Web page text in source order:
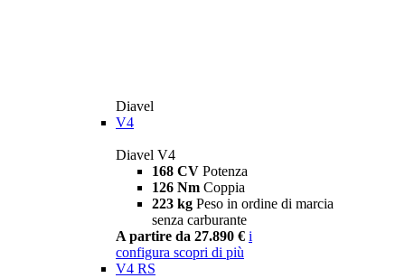
Diavel
V4
Diavel V4
168 CV Potenza
126 Nm Coppia
223 kg Peso in ordine di marcia
senza carburante
A partire da 27.890 € i
configura scopri di più
V4 RS